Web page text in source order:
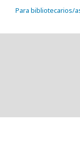
Para bibliotecarios/